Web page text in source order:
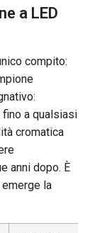
a LED
compito:
a qualsiasi
cromatica
anni dopo. È
la